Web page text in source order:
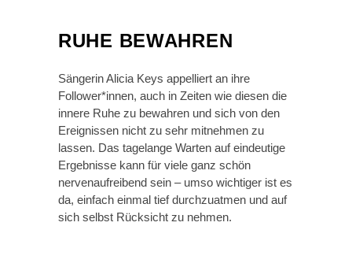
RUHE BEWAHREN
Sängerin Alicia Keys appelliert an ihre
Follower*innen, auch in Zeiten wie diesen die
innere Ruhe zu bewahren und sich von den
Ereignissen nicht zu sehr mitnehmen zu
lassen. Das tagelange Warten auf eindeutige
Ergebnisse kann für viele ganz schön
nervenaufreibend sein – umso wichtiger ist es
da, einfach einmal tief durchzuatmen und auf
sich selbst Rücksicht zu nehmen.